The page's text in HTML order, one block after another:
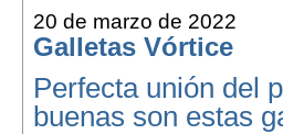
20 de marzo de 2022
Galletas Vórtice
Perfecta unión del
buenas son estas